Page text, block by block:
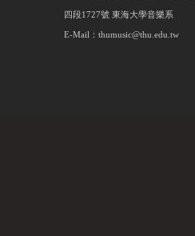
四段1727號 東海大學音樂系
E-Mail：thumusic@thu.edu.tw